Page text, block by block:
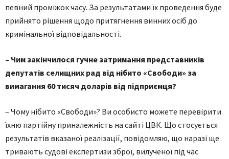
певний проміжок часу. За результатами їх проведення буде
прийнято рішення щодо притягнення винних осіб до
кримінальної відповідальності.
– Чим закінчилося гучне затримання представників
депутатів селищних рад від нібито «Свободи» за
вимагання 60 тисяч доларів від підприємця?
– Чому нібито «Свободи»? Ви особисто можете перевірити
їхню партійну приналежність на сайті ЦВК. Що стосується
результатів вказаної реалізації, повідомляю, що наразі ще
тривають судові експертизи зброї, вилученої під час